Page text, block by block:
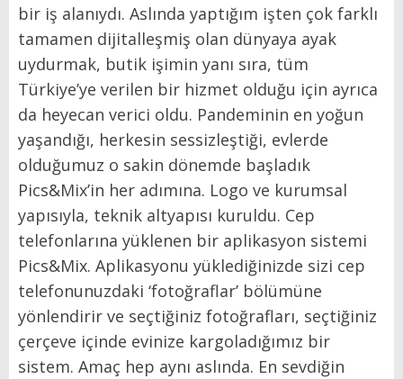
bir iş alanıydı. Aslında yaptığım işten çok farklı
tamamen dijitalleşmiş olan dünyaya ayak
uydurmak, butik işimin yanı sıra, tüm
Türkiye’ye verilen bir hizmet olduğu için ayrıca
da heyecan verici oldu. Pandeminin en yoğun
yaşandığı, herkesin sessizleştiği, evlerde
olduğumuz o sakin dönemde başladık
Pics&Mix’in her adımına. Logo ve kurumsal
yapısıyla, teknik altyapısı kuruldu. Cep
telefonlarına yüklenen bir aplikasyon sistemi
Pics&Mix. Aplikasyonu yüklediğinizde sizi cep
telefonunuzdaki ‘fotoğraflar’ bölümüne
yönlendirir ve seçtiğiniz fotoğrafları, seçtiğiniz
çerçeve içinde evinize kargoladığımız bir
sistem. Amaç hep aynı aslında. En sevdiğin